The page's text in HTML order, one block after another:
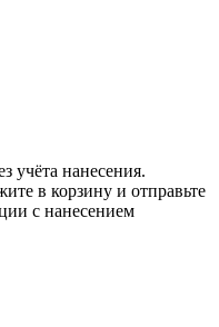
учёта нанесения.
в корзину и отправьте
с нанесением